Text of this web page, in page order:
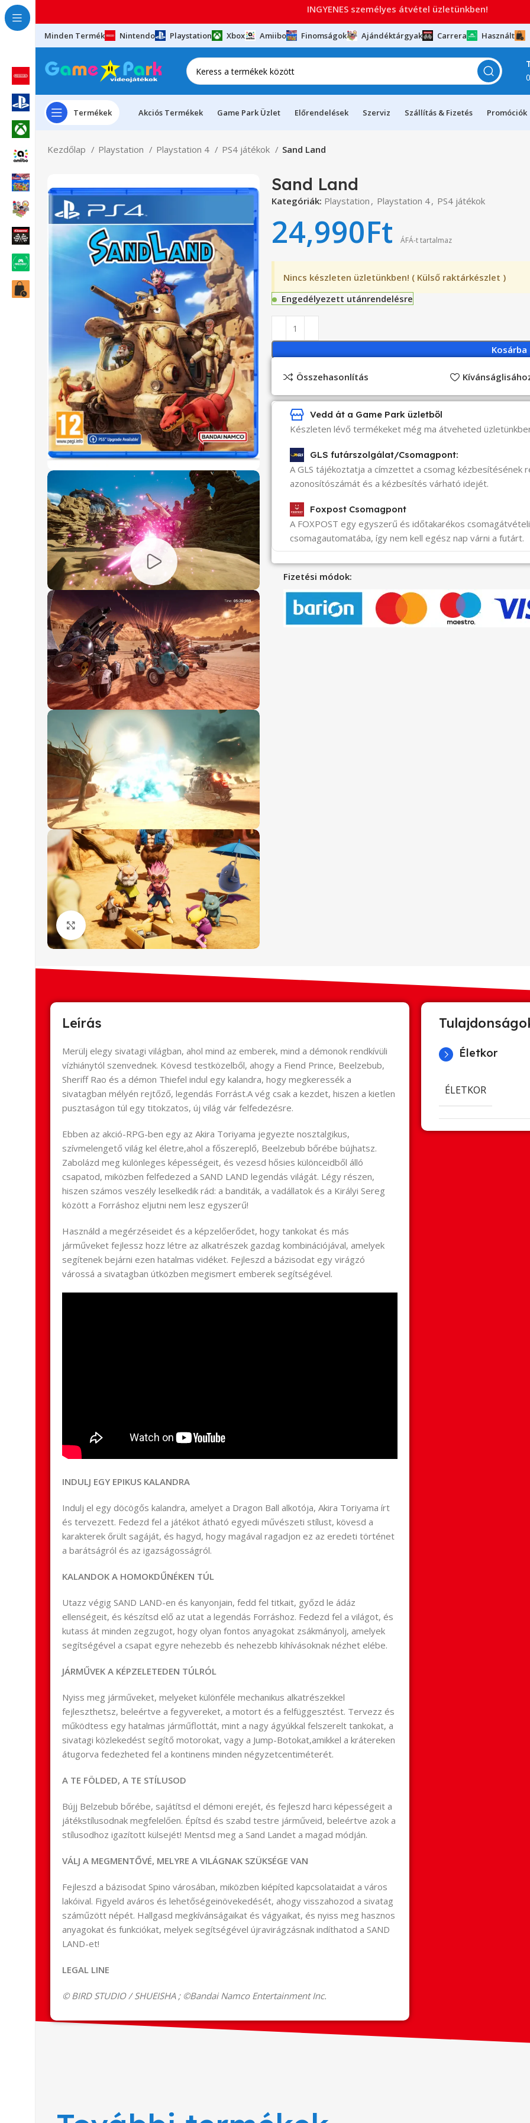
Minden Termék Nintendo Playstation Xbox Amiibo Finomságok Ajándéktárgyak Carrera Használt
Termékek Akciós Termékek Game Park Üzlet Előrendelések Szerviz Szállítás & Fizetés Promóciók
Kezdőlap Playstation Playstation 4 PS4 játékok Sand Land
Click to enlarge
Sand Land
Kategóriák: Playstation , Playstation 4, PS4 játékok
24,990Ft ÁFÁ-t tartalmaz
Nincs készleten üzletünkben! ( Külső raktárkészlet )
Engedélyezett utánrendelésre
Kosárba
Összehasonlítás
Vedd át a Game Park üzletből
Készleten lévő termékeket még ma átveheted
GLS futárszolgálat/Csomagpont:
A GLS tájékoztatja a címzettet a csomag kézbesítésének
azonosítószámát és a kézbesítés várható idejét.
Foxpost Csomagpont
A FOXPOST egy egyszerű és időtakarékos
csomagautomatába, így nem kell egész nap várni a futárt.
Fizetési módok:
Leírás
Merülj elegy sivatagi világban, ahol mind az emberek, mind a démonok rendkívüli
vízhiánytól szenvednek. Kövesd testközelből, ahogy a Fiend Prince, Beelzebub,
Sheriff Rao és a démon Thiefel indul egy kalandra, hogy megkeressék a
sivatagban mélyén rejtőző, legendás Forrást.A vég csak a kezdet, hiszen a kietlen
pusztaságon túl egy titokzatos, új világ vár felfedezésre.
Ebben az akció-RPG-ben egy az Akira Toriyama jegyezte nosztalgikus,
szívmelengető világ kel életre,ahol a főszereplő, Beelzebub bőrébe bújhatsz.
Zabolázd meg különleges képességeit, és vezesd hősies különceidből álló
csapatod, miközben felfedezed a SAND LAND legendás világát. Légy részen,
hiszen számos veszély leselkedik rád: a banditák, a vadállatok és a Királyi Sereg
között a Forráshoz eljutni nem lesz egyszerű!
Használd a megérzéseidet és a képzelőerődet, hogy tankokat és más
járműveket fejlessz hozz létre az alkatrészek gazdag kombinációjával, amelyek
segítenek bejárni ezen hatalmas vidéket. Fejleszd a bázisodat egy virágzó
várossá a sivatagban útközben megismert emberek segítségével.
INDULJ EGY EPIKUS KALANDRA
Indulj el egy döcögős kalandra, amelyet a Dragon Ball alkotója, Akira Toriyama írt
és tervezett. Fedezd fel a játékot átható egyedi művészeti stílust, kövesd a
karakterek őrült sagáját, és hagyd, hogy magával ragadjon ez az eredeti történet
a barátságról és az igazságosságról.
KALANDOK A HOMOKDŰNÉKEN TÚL
Utazz végig SAND LAND-en és kanyonjain, fedd fel titkait, győzd le ádáz
ellenségeit, és készítsd elő az utat a legendás Forráshoz. Fedezd fel a világot, és
kutass át minden zegzugot, hogy olyan fontos anyagokat zsákmányolj, amelyek
segítségével a csapat egyre nehezebb és nehezebb kihívásoknak nézhet elébe.
JÁRMŰVEK A KÉPZELETEDEN TÚLRÓL
Nyiss meg járműveket, melyeket különféle mechanikus alkatrészekkel
fejleszthetsz, beleértve a fegyvereket, a motort és a felfüggesztést. Tervezz és
működtess egy hatalmas járműflottát, mint a nagy ágyúkkal felszerelt tankokat, a
sivatagi közlekedést segítő motorokat, vagy a Jump-Botokat,amikkel a krátereken
átugorva fedezheted fel a kontinens minden négyzetcentiméterét.
A TE FÖLDED, A TE STÍLUSOD
Bújj Belzebub bőrébe, sajátítsd el démoni erejét, és fejleszd harci képességeit a
játékstílusodnak megfelelően. Építsd és szabd testre járműveid, beleértve azok a
stílusodhoz igazított külsejét! Mentsd meg a Sand Landet a magad módján.
VÁLJ A MEGMENTŐVÉ, MELYRE A VILÁGNAK SZÜKSÉGE VAN
Fejleszd a bázisodat Spino városában, miközben kiépíted kapcsolataidat a város
lakóival. Figyeld aváros és lehetőségeinövekedését, ahogy visszahozod a sivatag
száműzött népét. Hallgasd megkívánságaikat és vágyaikat, és nyiss meg hasznos
anyagokat és funkciókat, melyek segítségével újravirágzásnak indíthatod a SAND
LAND-et!
LEGAL LINE
© BIRD STUDIO / SHUEISHA ; ©Bandai Namco Entertainment Inc.
Életkor
ÉLETKOR
INGYENES személyes átvétel üzletünkben!